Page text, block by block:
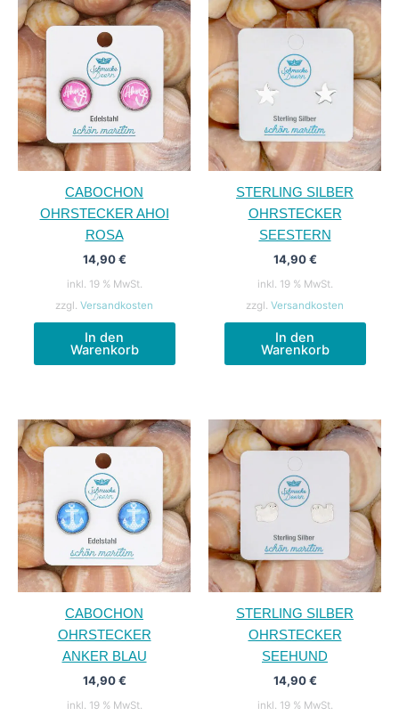
CABOCHON
OHRSTECKER AHOI
ROSA
14,90€
inkl. 19 % MwSt.
zzgl. Versandkosten
In den
Warenkorb
STERLING SILBER
OHRSTECKER
SEESTERN
14,90€
inkl. 19 % MwSt.
zzgl. Versandkosten
In den
Warenkorb
CABOCHON
OHRSTECKER
ANKER BLAU
14,90€
inkl. 19 % MwSt.
STERLING SILBER
OHRSTECKER
SEEHUND
14,90€
inkl. 19 % MwSt.